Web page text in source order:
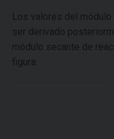
Los valores del
ser derivado
módulo secante de
figura: